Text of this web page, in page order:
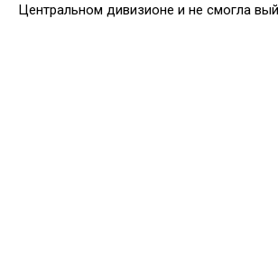
Центральном дивизионе и не смогла